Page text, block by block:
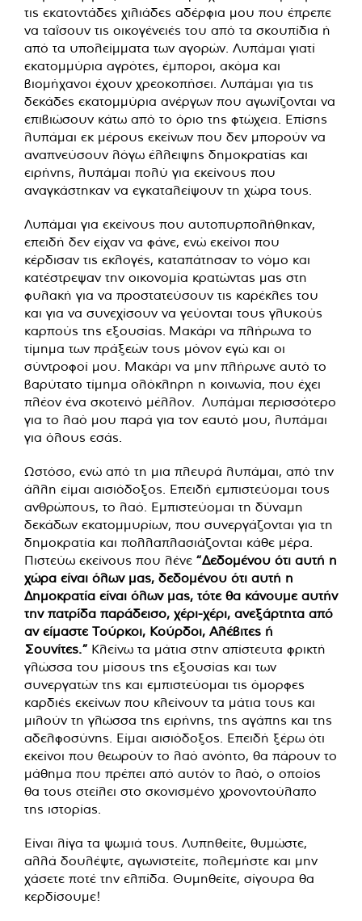
τις εκατοντάδες χιλιάδες αδέρφια μου που έπρεπε
να ταΐσουν τις οικογένειές του από τα σκουπίδια ή
από τα υπολείμματα των αγορών. Λυπάμαι γιατί
εκατομμύρια αγρότες, έμποροι, ακόμα και
βιομήχανοι έχουν χρεοκοπήσει. Λυπάμαι για τις
δεκάδες εκατομμύρια ανέργων που αγωνίζονται να
επιβιώσουν κάτω από το όριο της φτώχεια. Επίσης
λυπάμαι εκ μέρους εκείνων που δεν μπορούν να
αναπνεύσουν λόγω έλλειψης δημοκρατίας και
ειρήνης, λυπάμαι πολύ για εκείνους που
αναγκάστηκαν να εγκαταλείψουν τη χώρα τους.
Λυπάμαι για εκείνους που αυτοπυρπολήθηκαν,
επειδή δεν είχαν να φάνε, ενώ εκείνοι που
κέρδισαν τις εκλογές, καταπάτησαν το νόμο και
κατέστρεψαν την οικονομία κρατώντας μας στη
φυλακή για να προστατεύσουν τις καρέκλες του
και για να συνεχίσουν να γεύονται τους γλυκούς
καρπούς της εξουσίας. Μακάρι να πλήρωνα το
τίμημα των πράξεών τους μόνον εγώ και οι
σύντροφοί μου. Μακάρι να μην πλήρωνε αυτό το
βαρύτατο τίμημα ολόκληρη η κοινωνία, που έχει
πλέον ένα σκοτεινό μέλλον. Λυπάμαι περισσότερο
για το λαό μου παρά για τον εαυτό μου, λυπάμαι
για όλους εσάς.
Ωστόσο, ενώ από τη μια πλευρά λυπάμαι, από την
άλλη είμαι αισιόδοξος. Επειδή εμπιστεύομαι τους
ανθρώπους, το λαό. Εμπιστεύομαι τη δύναμη
δεκάδων εκατομμυρίων, που συνεργάζονται για τη
δημοκρατία και πολλαπλασιάζονται κάθε μέρα.
Πιστεύω εκείνους που λένε “Δεδομένου ότι αυτή η
χώρα είναι όλων μας, δεδομένου ότι αυτή η
Δημοκρατία είναι όλων μας, τότε θα κάνουμε αυτήν
την πατρίδα παράδεισο, χέρι-χέρι, ανεξάρτητα από
αν είμαστε Τούρκοι, Κούρδοι, Αλέβιτες ή
Σουνίτες.” Κλείνω τα μάτια στην απίστευτα φρικτή
γλώσσα του μίσους της εξουσίας και των
συνεργατών της και εμπιστεύομαι τις όμορφες
καρδιές εκείνων που κλείνουν τα μάτια τους και
μιλούν τη γλώσσα της ειρήνης, της αγάπης και της
αδελφοσύνης. Είμαι αισιόδοξος. Επειδή ξέρω ότι
εκείνοι που θεωρούν το λαό ανόητο, θα πάρουν το
μάθημα που πρέπει από αυτόν το λαό, ο οποίος
θα τους στείλει στο σκονισμένο χρονοντούλαπο
της ιστορίας.
Είναι λίγα τα ψωμιά τους. Λυπηθείτε, θυμώστε,
αλλά δουλέψτε, αγωνιστείτε, πολεμήστε και μην
χάσετε ποτέ την ελπίδα. Θυμηθείτε, σίγουρα θα
κερδίσουμε!